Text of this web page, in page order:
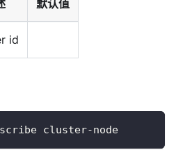
默认值
id
cluster-node